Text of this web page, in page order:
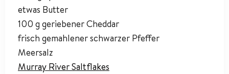
etwas Butter
100 g geriebener Cheddar
frisch gemahlener schwarzer Pfeffer
Meersalz
Murray River Saltflakes